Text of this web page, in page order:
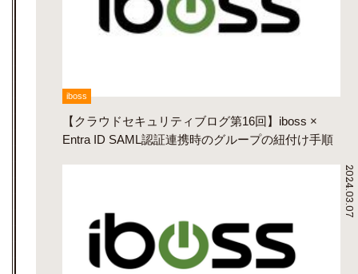
iboss
【クラウドセキュリティブログ第16回】iboss ×
Entra ID SAML認証連携時のグループの紐付け手順
2024.03.07